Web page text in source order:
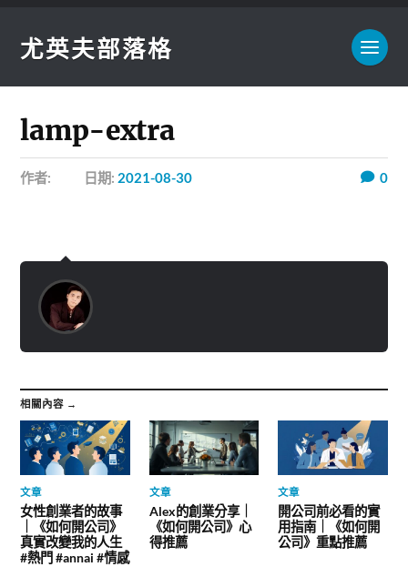
尤英夫部落格
lamp-extra
作者: 日期: 2021-08-30 0
相關內容 →
文章
女性創業者的故事
｜《如何開公司》
真實改變我的人生
#熱門 #annai #情感
文章
Alex的創業分享｜
《如何開公司》心
得推薦
文章
開公司前必看的實
用指南｜《如何開
公司》重點推薦